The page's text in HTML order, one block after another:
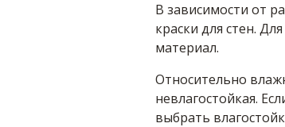
В зависимости от
краски для стен.
материал.
Относительно
невлагостойкая.
выбрать